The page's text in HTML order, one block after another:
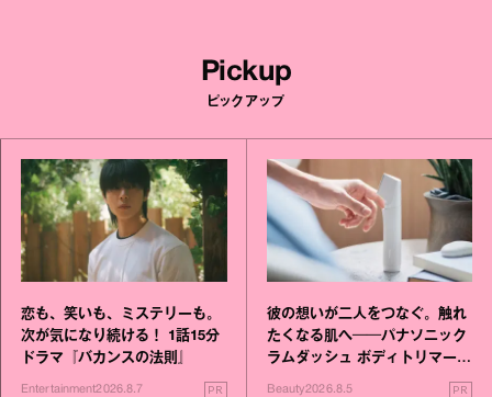
Pickup
ピックアップ
恋も、笑いも、ミステリーも。
次が気になり続ける！ 1話15分
ドラマ『バカンスの法則』
Entertainment2026.8.7 PR
彼の想いが二人をつなぐ。触れ
たくなる肌へ──パナソニック
ラムダッシュ ボディトリマーが
Beauty2026.8.5 PR